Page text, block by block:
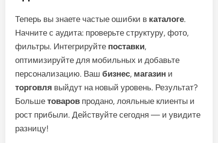
Теперь вы знаете частые ошибки в каталоге.
Начните с аудита: проверьте структуру, фото,
фильтры. Интегрируйте поставки,
оптимизируйте для мобильных и добавьте
персонализацию. Вашбизнес, магазин и
торговля выйдут на новый уровень. Результат?
Большетоваров продано, лояльные клиенты и
рост прибыли. Действуйте сегодня — и увидите
разницу!